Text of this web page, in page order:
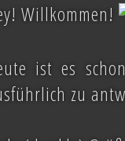
Willkommen!
ist es
zu